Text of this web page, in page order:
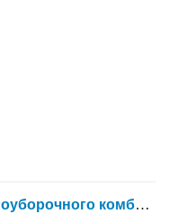
Гидронасос 86565262 для зерноуборочного комбайна New Holland CR9090